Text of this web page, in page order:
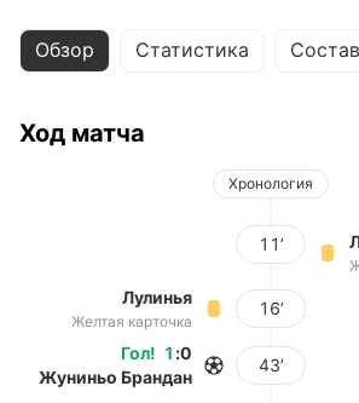
Обзор Статистика
Ход матча
Хронология
11’
Лулинья
Желтая карточка
16’
Гол! 1 :0
Жуниньо Брандан
43’